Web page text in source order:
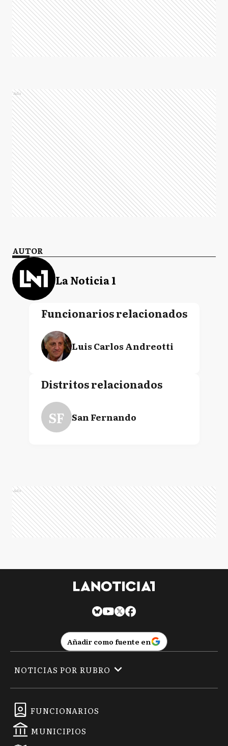
Ads
AUTOR
La Noticia 1
Funcionarios relacionados
Luis Carlos Andreotti
Distritos relacionados
SF San Fernando
Ads
Añadir como fuente en
FUNCIONARIOS
MUNICIPIOS
NOTICIAS POR RUBRO